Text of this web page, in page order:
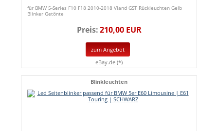
für BMW 5-Series F10 F18 2010-2018 Vland GST Rückleuchten Gelb
Blinker Getönte
Preis:210,00 EUR
zum Angebot
eBay.de (*)
Blinkleuchten